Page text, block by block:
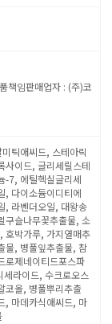
책임판매업자 : (주)코
틱애씨드, 스테아릭
사이드, 글리세릴스테
-7, 에틸헥실글리세
, 다이소듐이디티에
, 라벤더오일, 대왕송
구슬나무꽃추출물, 소
호박가루, 가지열매추
물, 병풀잎추출물, 참
로제네이티드포스파
라이드, 수크로오스
코올, 병풀뿌리추출
, 마데카식애씨드, 마